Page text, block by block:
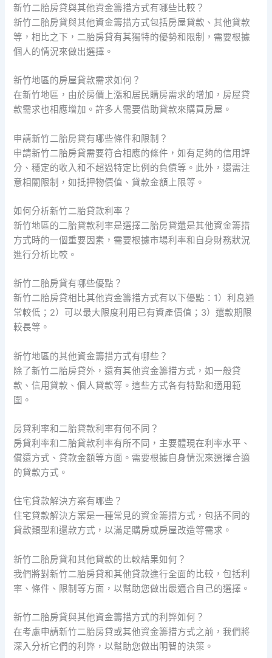
新竹二胎房貸與其他資金籌措方式有哪些比較？
新竹二胎房貸與其他資金籌措方式包括房屋貸款、其他貸款
等，相比之下，二胎房貸有其獨特的優勢和限制，需要根據
個人的情況來做出選擇。
新竹地區的房屋貸款需求如何？
在新竹地區，由於房價上漲和居民購房需求的增加，房屋貸
款需求也相應增加。許多人需要借助貸款來購買房屋。
申請新竹二胎房貸有哪些條件和限制？
申請新竹二胎房貸需要符合相應的條件，如有足夠的信用評
分、穩定的收入和不超過特定比例的負債等。此外，還需注
意相關限制，如抵押物價值、貸款金額上限等。
如何分析新竹二胎貸款利率？
新竹地區的二胎貸款利率是選擇二胎房貸還是其他資金籌措
方式時的一個重要因素，需要根據市場利率和自身財務狀況
進行分析比較。
新竹二胎房貸有哪些優點？
新竹二胎房貸相比其他資金籌措方式有以下優點：1）利息通
常較低；2）可以最大限度利用已有資產價值；3）還款期限
較長等。
新竹地區的其他資金籌措方式有哪些？
除了新竹二胎房貸外，還有其他資金籌措方式，如一般貸
款、信用貸款、個人貸款等。這些方式各有特點和適用範
圍。
房貸利率和二胎貸款利率有何不同？
房貸利率和二胎貸款利率有所不同，主要體現在利率水平、
償還方式、貸款金額等方面。需要根據自身情況來選擇合適
的貸款方式。
住宅貸款解決方案有哪些？
住宅貸款解決方案是一種常見的資金籌措方式，包括不同的
貸款類型和還款方式，以滿足購房或房屋改造等需求。
新竹二胎房貸和其他貸款的比較結果如何？
我們將對新竹二胎房貸和其他貸款進行全面的比較，包括利
率、條件、限制等方面，以幫助您做出最適合自己的選擇。
新竹二胎房貸與其他資金籌措方式的利弊如何？
在考慮申請新竹二胎房貸或其他資金籌措方式之前，我們將
深入分析它們的利弊，以幫助您做出明智的決策。